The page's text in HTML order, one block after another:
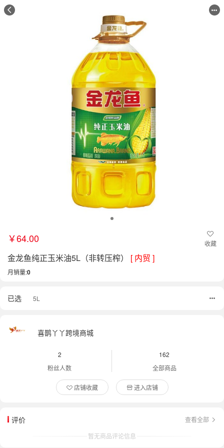
￥64.00 收藏
金龙鱼纯正玉米油5L（非转压榨） [ 内贸 ]
月销量:0
已选 5L
喜鹊丫丫跨境商城
2
粉丝人数
162
全部商品
店铺收藏 进入店铺
评价
查看全部
暂无商品评论信息